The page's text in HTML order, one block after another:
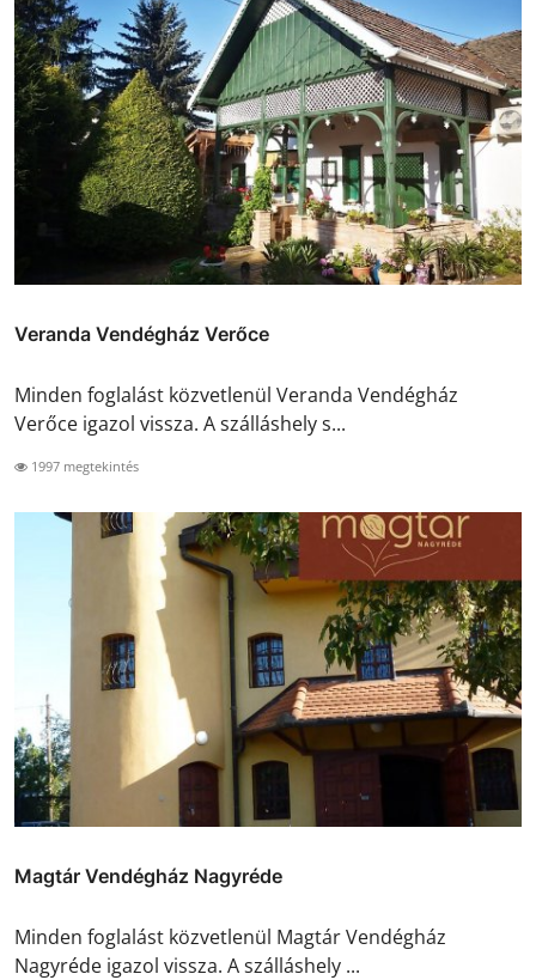
Veranda Vendégház Verőce
Minden foglalást közvetlenül Veranda Vendégház
Verőce igazol vissza. A szálláshely s...
1997 megtekintés
Magtár Vendégház Nagyréde
Minden foglalást közvetlenül Magtár Vendégház
Nagyréde igazol vissza. A szálláshely ...